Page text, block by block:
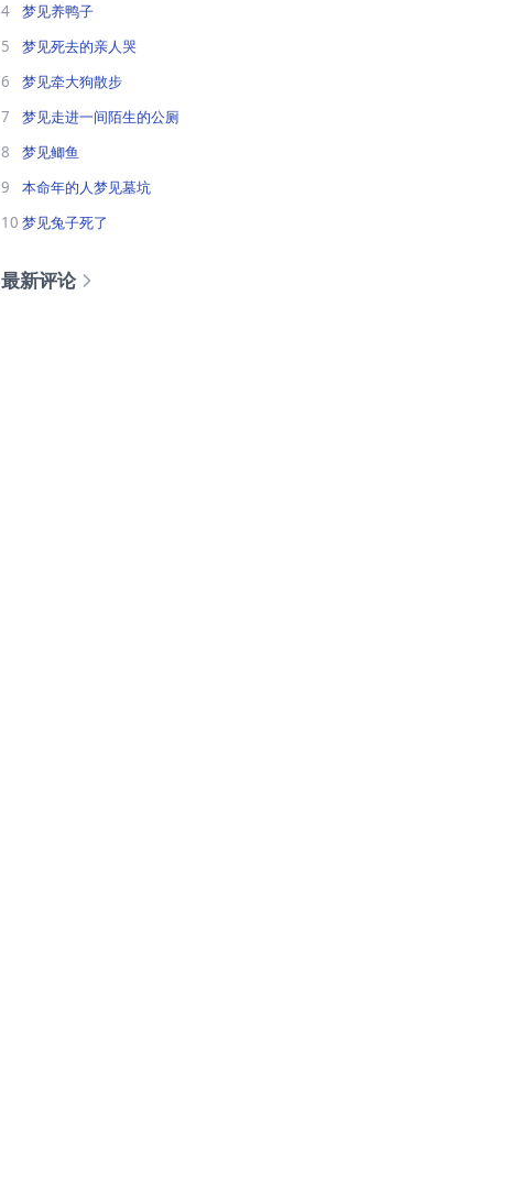
4
梦见养鸭子
5
梦见死去的亲人哭
6
梦见牵大狗散步
7
梦见走进一间陌生的公厕
8
梦见鲫鱼
9
本命年的人梦见墓坑
10 梦见兔子死了
最新评论